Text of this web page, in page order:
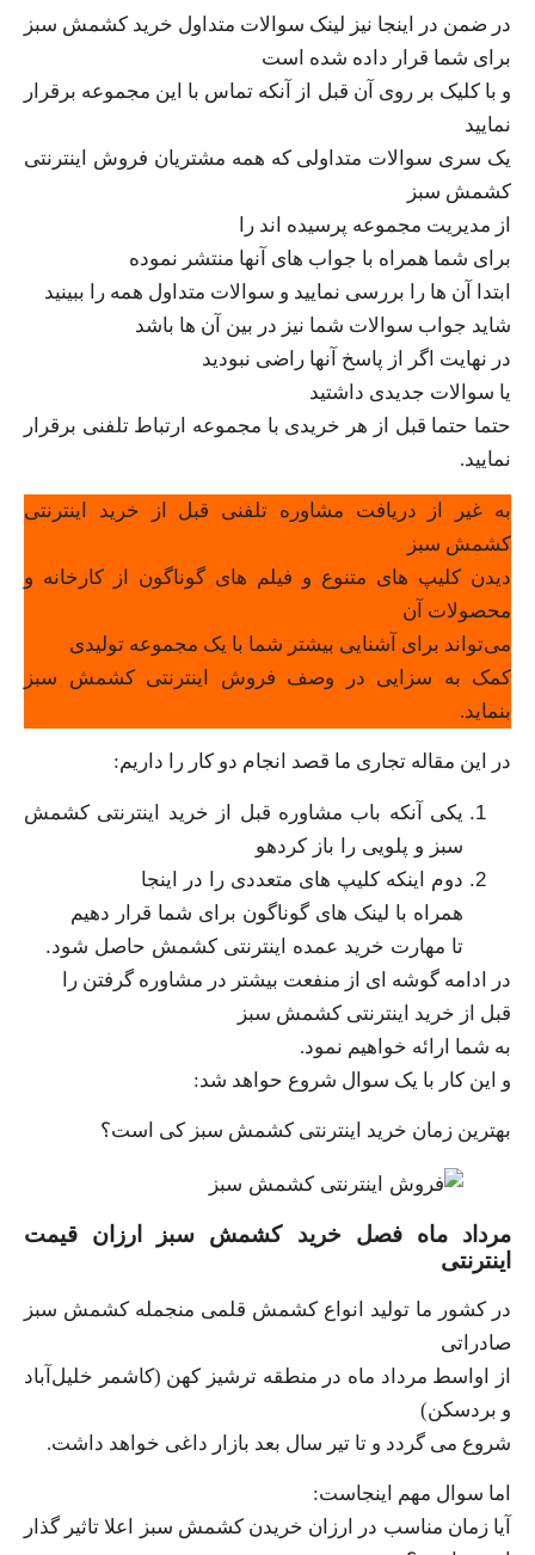
در ضمن در اینجا نیز لینک سوالات متداول خرید کشمش سبز
برای شما قرار داده شده است
و با کلیک بر روی آن قبل از آنکه تماس با این مجموعه برقرار
نمایید
یک سری سوالات متداولی که همه مشتریان فروش اینترنتی
کشمش سبز
از مدیریت مجموعه پرسیده اند را
برای شما همراه با جواب های آنها منتشر نموده
ابتدا آن ها را بررسی نمایید و سوالات متداول همه را ببینید
شاید جواب سوالات شما نیز در بین آن ها باشد
در نهایت اگر از پاسخ آنها راضی نبودید
یا سوالات جدیدی داشتید
حتما حتما قبل از هر خریدی با مجموعه ارتباط تلفنی برقرار
نمایید.
به غیر از دریافت مشاوره تلفنی قبل از خرید اینترنتی
کشمش سبز
دیدن کلیپ های متنوع و فیلم های گوناگون از کارخانه و
محصولات آن
می‌تواند برای آشنایی بیشتر شما با یک مجموعه تولیدی
کمک به سزایی در وصف فروش اینترنتی کشمش سبز
بنماید.
در این مقاله تجاری ما قصد انجام دو کار را داریم:
یکی آنکه باب مشاوره قبل از خرید اینترنتی کشمش
سبز و پلویی را باز کردهو
دوم اینکه کلیپ های متعددی را در اینجا
همراه با لینک های گوناگون برای شما قرار دهیم
تا مهارت خرید عمده اینترنتی کشمش حاصل شود.
در ادامه گوشه ای از منفعت بیشتر در مشاوره گرفتن را
قبل از خرید اینترنتی کشمش سبز
به شما ارائه خواهیم نمود.
و این کار با یک سوال شروع حواهد شد:
بهترین زمان خرید اینترنتی کشمش سبز کی است؟
مرداد ماه فصل خرید کشمش سبز ارزان قیمت
اینترنتی
در کشور ما تولید انواع کشمش قلمی منجمله کشمش سبز
صادراتی
از اواسط مرداد ماه در منطقه ترشیز کهن (کاشمر خلیل‌آباد
و بردسکن)
شروع می گردد و تا تیر سال بعد بازار داغی خواهد داشت.
اما سوال مهم اینجاست:
آیا زمان مناسب در ارزان خریدن کشمش سبز اعلا تاثیر گذار